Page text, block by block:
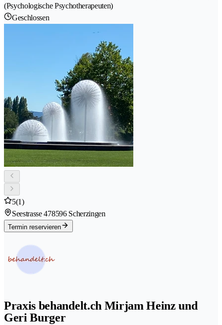
(Psychologische Psychotherapeuten)
Geschlossen
5(1)
Seestrasse 478596 Scherzingen
Termin reservieren
Praxis behandelt.ch Mirjam Heinz und
Geri Burger